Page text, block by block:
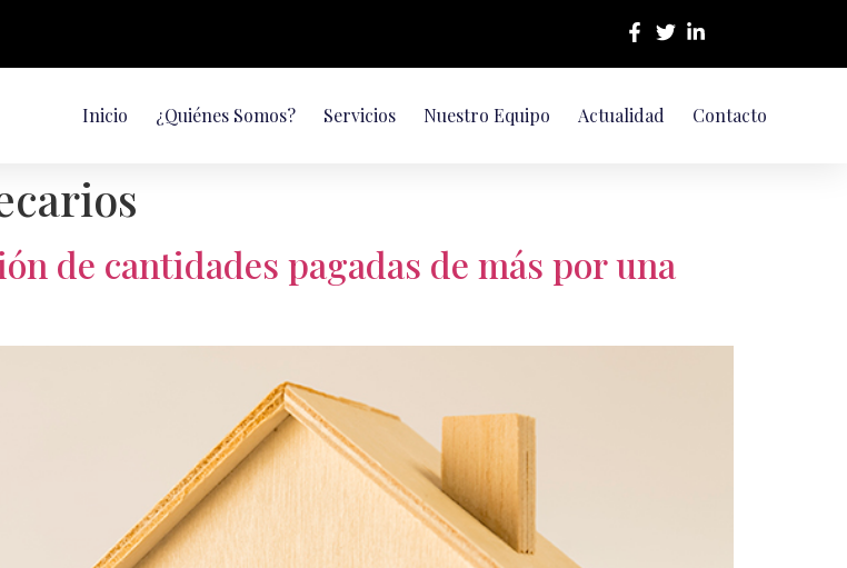
Inicio ¿Quiénes Somos? Servicios Nuestro Equipo Actualidad Contacto
de cantidades pagadas de más por una